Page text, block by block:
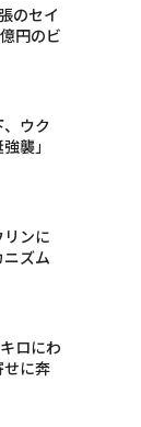
のセイ
円のビ
ウク
襲」
ンに
ニズム
ロにわ
せに奔